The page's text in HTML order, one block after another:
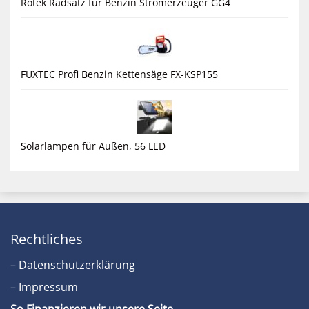
FUXTEC Profi Benzin Kettensäge FX-KSP155
Solarlampen für Außen, 56 LED
Rechtliches
– Datenschutzerklärung
– Impressum